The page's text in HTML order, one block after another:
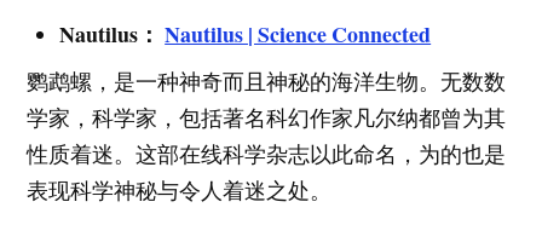
Nautilus：Nautilus | Science Connected
鹦鹉螺，是一种神奇而且神秘的海洋生物。无数数
学家，科学家，包括著名科幻作家凡尔纳都曾为其
性质着迷。这部在线科学杂志以此命名，为的也是
表现科学神秘与令人着迷之处。